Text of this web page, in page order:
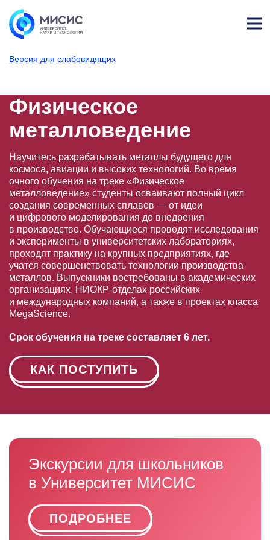
Версия для слабовидящих
т
Физическое
металловедение
Научитесь разрабатывать металлы будущего для
космоса, авиации и высоких технологий. Во время
очного обучения на треке «Физическое
металловедение» студенты осваивают полный цикл
создания современных сплавов — от идеи
и цифрового моделирования до внедрения
в производство. Обучающиеся проводят исследования
и эксперименты в университетских лабораториях,
проходят практику на крупных предприятиях, где
учатся совершенствовать технологии производства
металлов. Выпускники востребованы в академических
организациях, НИОКР-отделах российских
и международных компаний, а также в проектах класса
MegaScience.
Срок обучения на треке составляет 6 лет.
КАК ПОСТУПИТЬ
Экскурсии для школьников
в Университет МИСИС
ПОДРОБНЕЕ